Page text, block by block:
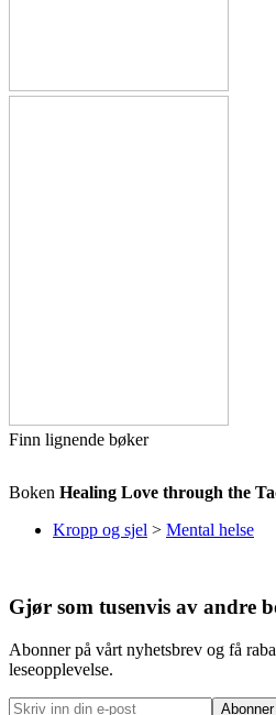
Finn lignende bøker
Boken Healing Love through the
Kropp og sjel > Mental helse
Gjør som tusenvis av andre
Abonner på vårt nyhetsbrev og få
leseopplevelse.